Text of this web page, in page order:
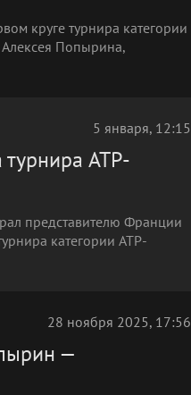
круге турнира категории
Попырина,
5 января, 12:15
ATP-
представителю Франции
категории ATP-
28 ноября 2025, 17:56
—